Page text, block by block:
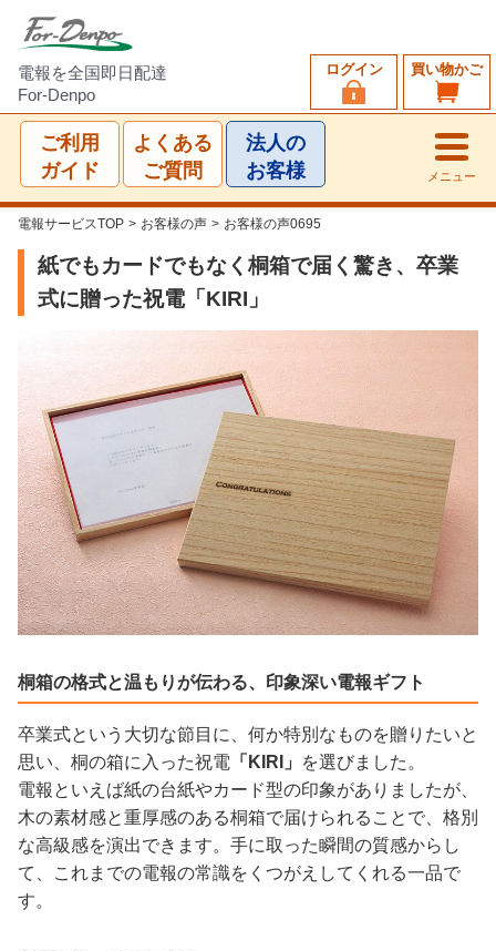
電報を全国即日配達
For-Denpo
買い物かご
ログイン
ご利用
ガイド
よくある
ご質問
法人の
お客様
メニュー
電報サービスTOP > お客様の声 > お客様の声0695
紙でもカードでもなく桐箱で届く驚き、卒業
式に贈った祝電「KIRI」
桐箱の格式と温もりが伝わる、印象深い電報ギフト
卒業式という大切な節目に、何か特別なものを贈りたいと
思い、桐の箱に入った祝電 「KIRI」
を選びました。
電報といえば紙の台紙やカード型の印象がありましたが、
木の素材感と重厚感のある桐箱で届けられることで、格別
な高級感を演出できます。手に取った瞬間の質感からし
て、これまでの電報の常識をくつがえしてくれる一品で
す。